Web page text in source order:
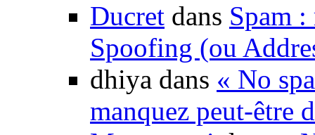
Ducret dans Spam :
Spoofing (ou
dhiya dans « No
manquez peut-être